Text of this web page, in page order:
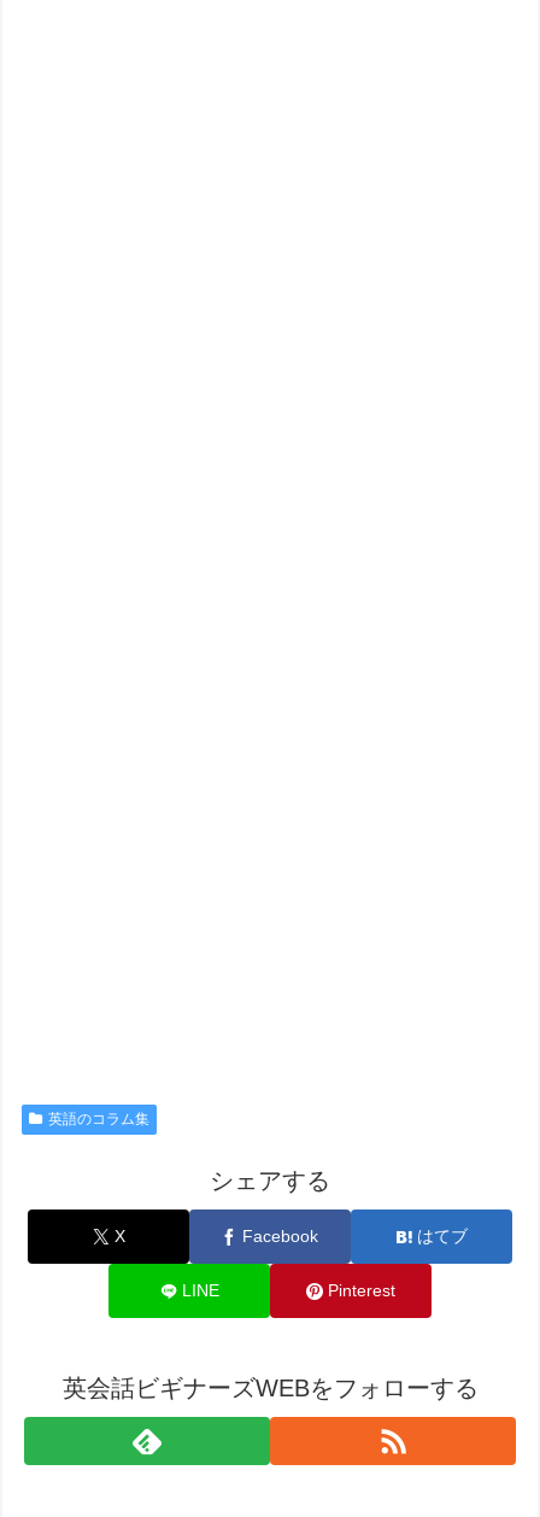
英語のコラム集
シェアする
X Facebook はてブ
LINE Pinterest
英会話ビギナーズWEBをフォローする